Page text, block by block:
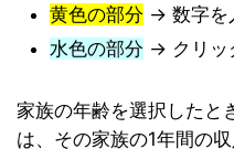
黄色の部分 → 数字を
水色の部分 → クリッ
家族の年齢を選択したと
は、その家族の1年間の